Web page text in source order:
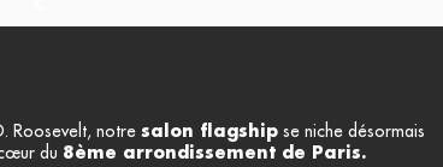
Roosevelt, notre salon flagship se niche désormais
du 8ème arrondissement de Paris.